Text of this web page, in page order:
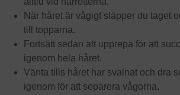
När håret är vågigt släpper du taget
till topparna.
Fortsätt sedan att upprepa för att
igenom hela håret.
Vänta tills håret har svalnat och dra
igenom för att separera vågorna.